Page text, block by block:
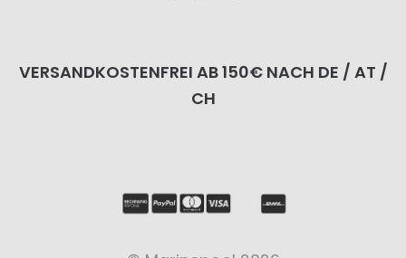
VERSANDKOSTENFREI AB 150€ NACH DE / AT /
CH